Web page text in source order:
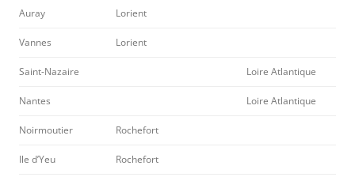
Auray Lorient
Vannes Lorient
Saint-Nazaire Loire Atlantique
Nantes Loire Atlantique
Noirmoutier Rochefort
Ile d’Yeu Rochefort